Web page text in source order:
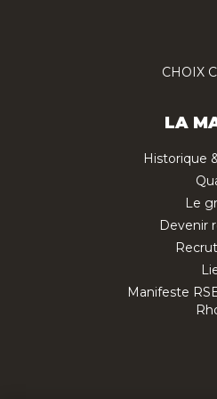
CHOIX
LA
Historique
Le
Devenir
Manifeste